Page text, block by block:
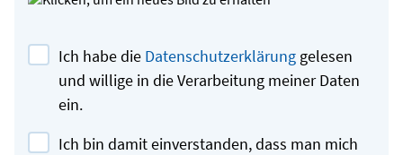
Ich habe die Datenschutzerklärung gelesen
und willige in die Verarbeitung meiner Daten
ein.
Ich bin damit einverstanden, dass man mich